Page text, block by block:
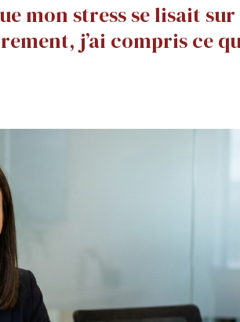
mon stress se lisait sur
j’ai compris ce